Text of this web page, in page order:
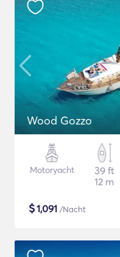
Wood Gozzo
Motoryacht
39 ft
12 m
$1,091 /Nacht